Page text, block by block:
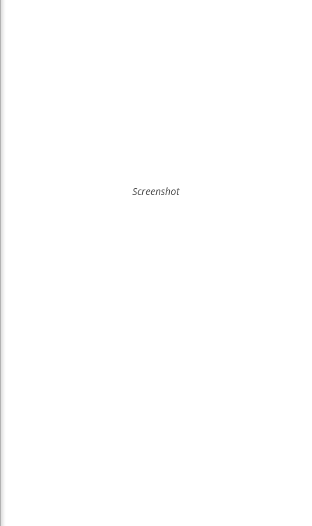
Screenshot